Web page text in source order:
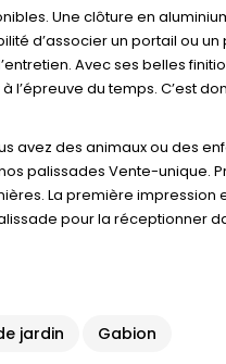
Une clôture en
d’associer un portail ou
Avec ses belles
du temps. C’est
des animaux ou des
palissades Vente-unique.
La première
pour la réceptionner
jardin Gabion